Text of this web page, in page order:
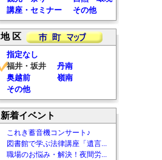
講座・セミナー
その他
地 区
指定なし
福井・坂井
丹南
奥越前
嶺南
その他
新着イベント
これき蓄音機コンサート♪
図書館で学ぶ法律講座「遺言...
職場のお悩み・解決！夜間労...